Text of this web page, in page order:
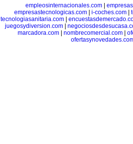
empleosinternacionales.com
empresastecnologicas.com
i-coches.com
tecnologiasanitaria.com|
juegosydiversion.com
marcadora.com| nombrecomercial.com|